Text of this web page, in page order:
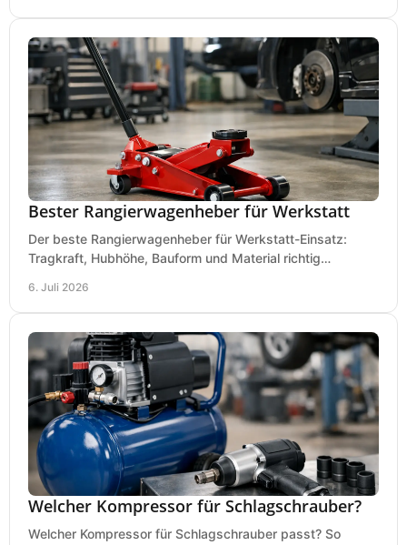
Bester Rangierwagenheber für Werkstatt
Der beste Rangierwagenheber für Werkstatt-Einsatz:
Tragkraft, Hubhöhe, Bauform und Material richtig
6. Juli 2026
Welcher Kompressor für Schlagschrauber?
Welcher Kompressor für Schlagschrauber passt? So